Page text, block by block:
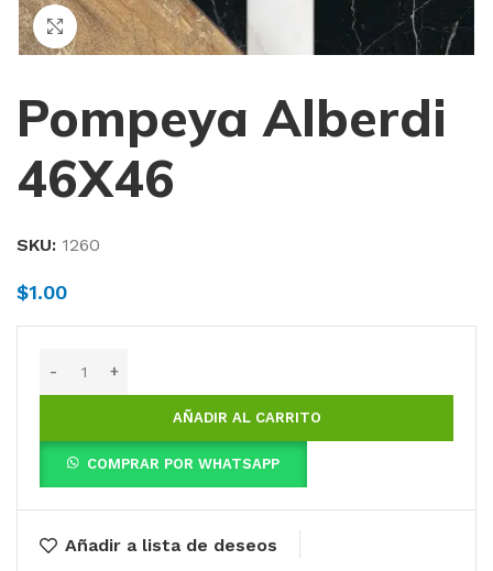
Haga Click para agrandar
Pompeya Alberdi
46X46
SKU: 1260
$1.00
AÑADIR AL CARRITO
COMPRAR POR WHATSAPP
Añadir a lista de deseos